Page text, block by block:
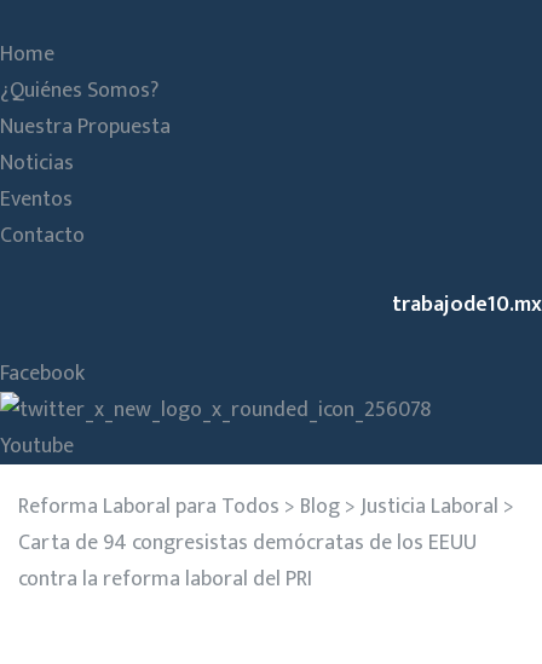
Home
¿Quiénes Somos?
Nuestra Propuesta
Noticias
Eventos
Contacto
trabajode10.mx
Facebook
Youtube
Reforma Laboral para Todos > Blog>Justicia Laboral >
Carta de 94 congresistas demócratas de los EEUU
contra la reforma laboral del PRI